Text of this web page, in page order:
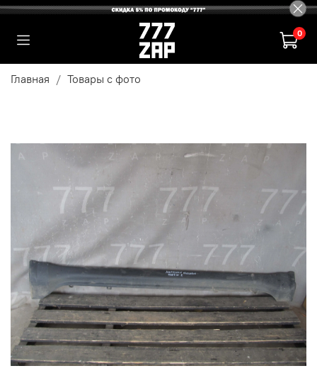
0
Главная Товары с фото